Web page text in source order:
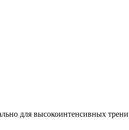
для высокоинтенсивных